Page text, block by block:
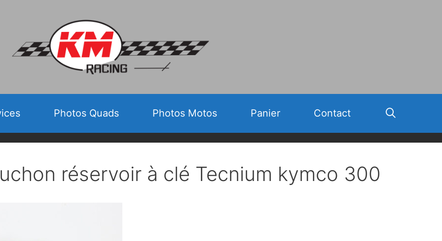
Photos Quads Photos Motos Panier Contact
réservoir à clé Tecnium kymco 300